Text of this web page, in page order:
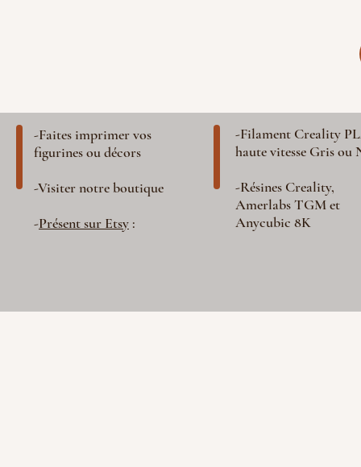
-Faites imprimer vos
figurines ou décors
-Visiter notre boutique
-Présent sur Etsy :
-Filament Creality
haute vitesse Gris ou
-Résines Creality,
Amerlabs TGM et
Anycubic 8K